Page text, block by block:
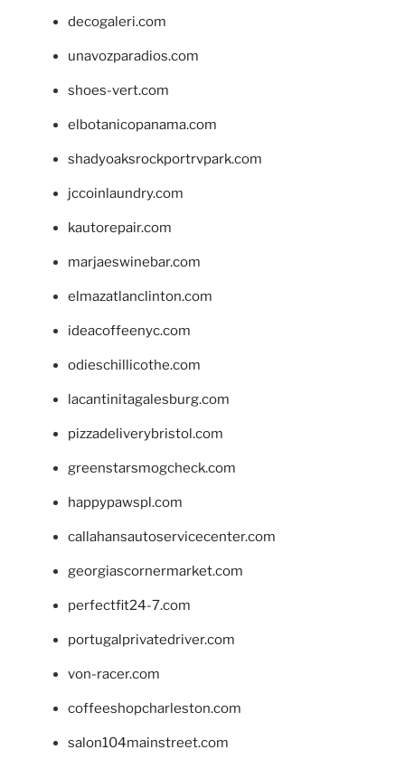
decogaleri.com
unavozparadios.com
shoes-vert.com
elbotanicopanama.com
shadyoaksrockportrvpark.com
jccoinlaundry.com
kautorepair.com
marjaeswinebar.com
elmazatlanclinton.com
ideacoffeenyc.com
odieschillicothe.com
lacantinitagalesburg.com
pizzadeliverybristol.com
greenstarsmogcheck.com
happypawspl.com
callahansautoservicecenter.com
georgiascornermarket.com
perfectfit24-7.com
portugalprivatedriver.com
von-racer.com
coffeeshopcharleston.com
salon104mainstreet.com